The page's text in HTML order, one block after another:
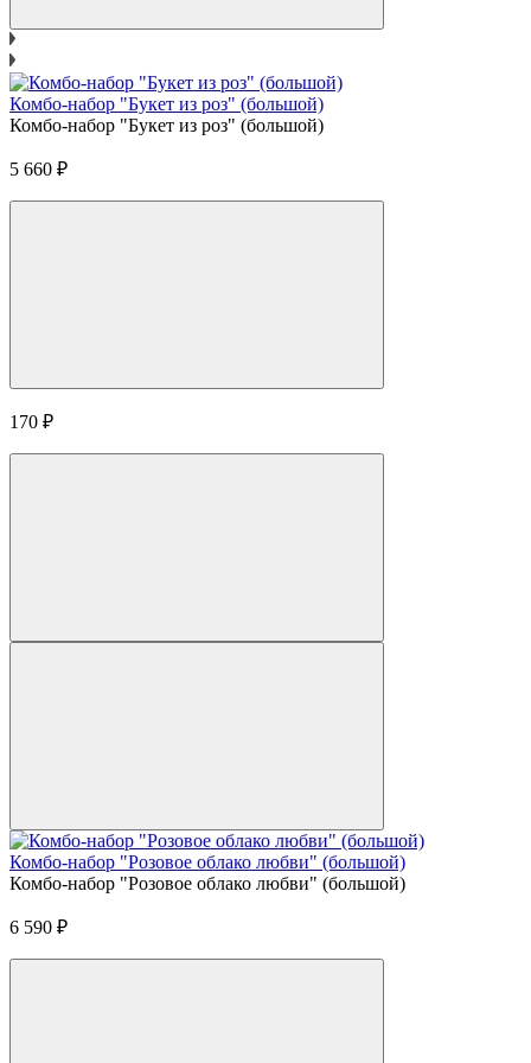
Комбо-набор "Букет из роз" (большой)
Комбо-набор "Букет из роз" (большой)
5 660 ₽
170 ₽
Комбо-набор "Розовое облако любви" (большой)
Комбо-набор "Розовое облако любви" (большой)
6 590 ₽